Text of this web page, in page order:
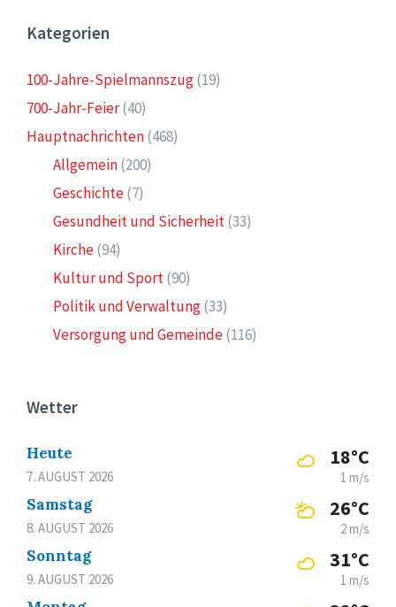
Kategorien
100-Jahre-Spielmannszug(19)
700-Jahr-Feier(40)
Hauptnachrichten(468)
Allgemein(200)
Geschichte(7)
Gesundheit und Sicherheit(33)
Kirche(94)
Kultur und Sport(90)
Politik und Verwaltung(33)
Versorgung und Gemeinde(116)
Wetter
Heute
7. AUGUST 2026
18°C
1 m/s
Samstag
8. AUGUST 2026
26°C
2 m/s
Sonntag
9. AUGUST 2026
31°C
1 m/s